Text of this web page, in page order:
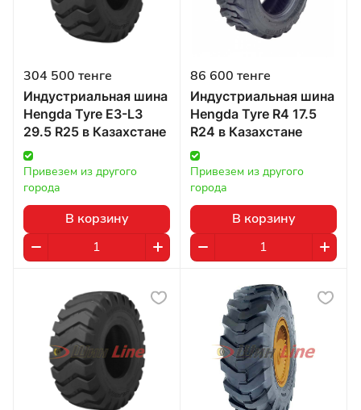
304 500 тенге
Индустриальная шина
Hengda Tyre E3-L3
29.5 R25 в Казахстане
Привезем из другого
города
В корзину
86 600 тенге
Индустриальная шина
Hengda Tyre R4 17.5
R24 в Казахстане
Привезем из другого
города
В корзину